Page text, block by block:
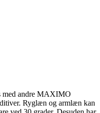
med andre MAXIMO
Ryglæn og armlæn kan